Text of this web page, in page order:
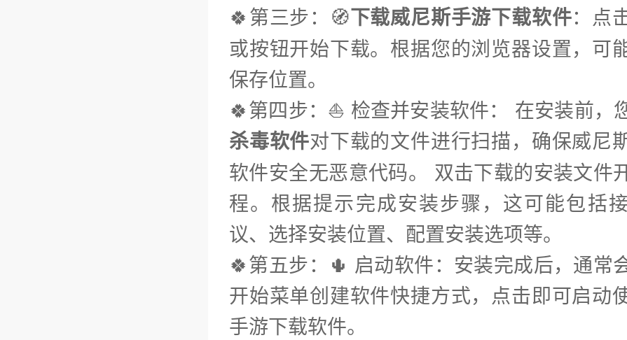
🍀第三步：🧭下载威尼斯手游下载软件：点
或按钮开始下载。根据您的浏览器设置，可
保存位置。
🍀第四步：⛵️ 检查并安装软件： 在安装前，
杀毒软件对下载的文件进行扫描，确保威尼
软件安全无恶意代码。 双击下载的安装文件
程。根据提示完成安装步骤，这可能包括
议、选择安装位置、配置安装选项等。
🍀第五步：🌵 启动软件：安装完成后，通常
开始菜单创建软件快捷方式，点击即可启动
手游下载软件。